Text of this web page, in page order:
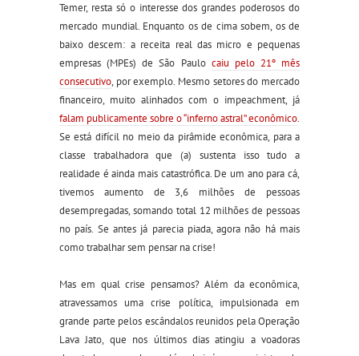
Temer, resta só o interesse dos grandes poderosos do
mercado mundial. Enquanto os de cima sobem, os de
baixo descem: a receita real das micro e pequenas
empresas (MPEs) de São Paulo caiu pelo 21º mês
consecutivo, por exemplo. Mesmo setores do mercado
financeiro, muito alinhados com o impeachment, já
falam publicamente sobre o “inferno astral” econômico.
Se está difícil no meio da pirâmide econômica, para a
classe trabalhadora que (a) sustenta isso tudo a
realidade é ainda mais catastrófica. De um ano para cá,
tivemos aumento de 3,6 milhões de pessoas
desempregadas, somando total 12 milhões de pessoas
no país. Se antes já parecia piada, agora não há mais
como trabalhar sem pensar na crise!
Mas em qual crise pensamos? Além da econômica,
atravessamos uma crise política, impulsionada em
grande parte pelos escândalos reunidos pela Operação
Lava Jato, que nos últimos dias atingiu a voadoras